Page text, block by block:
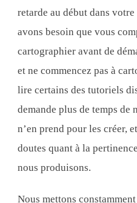
retarde au début dans
avons besoin que vous
cartographier avant de
et ne commencez pas à
lire certains des tutoriels
demande plus de temps de
n’en prend pour les créer,
doutes quant à la
nous produisons.
Nous mettons